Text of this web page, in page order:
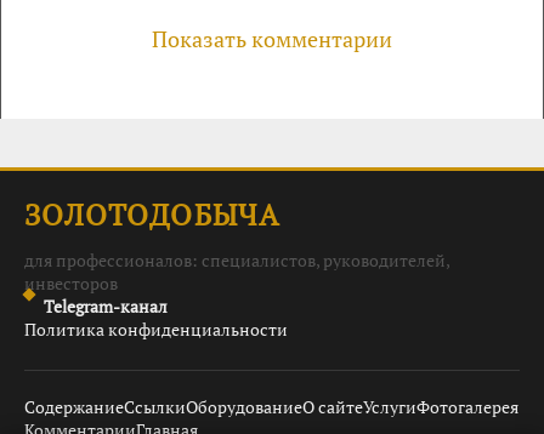
Показать комментарии
ЗОЛОТОДОБЫЧА
для профессионалов: специалистов, руководителей,
инвесторов
Telegram-канал
Политика конфиденциальности
СодержаниеСсылкиОборудованиеО сайтеУслугиФотогалерея